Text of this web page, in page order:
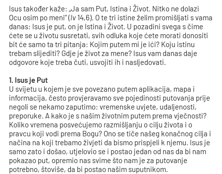
Isus također kaže: „Ja sam Put, Istina i Život. Nitko ne dolazi
Ocu osim po meni“ (Iv 14,6). O te tri istine želim promišljati s vama
danas: Isus je put, on je Istina i Život. U pozadini svega s čime
ćete se u životu susretati, svih odluka koje ćete morati donositi
bit će samo ta tri pitanja: Kojim putem mi je ići? Koju istinu
trebam slijediti? Gdje je život za mene? Isus vam danas daje
odgovore koje treba čuti, usvojiti ih i nasljedovati.
1. Isus je Put
U svijetu u kojem je sve povezano putem aplikacija, mapa i
informacija, često provjeravamo sve pojedinosti putovanja prije
negoli se nekamo zaputimo: vremenske uvjete, udaljenosti,
preporuke. A kako je s našim životnim putem prema vječnosti?
Koliko vremena posvećujemo razmišljanju o cilju života i o
pravcu koji vodi prema Bogu? Ono se tiče našeg konačnog cilja i
načina na koji trebamo živjeti da bismo prispjeli k njemu. Isus je
samo zato i došao, utjelovio se i postao jedan od nas da bi nam
pokazao put, opremio nas svime što nam je za putovanje
potrebno, štoviše, da bi postao našim suputnikom.